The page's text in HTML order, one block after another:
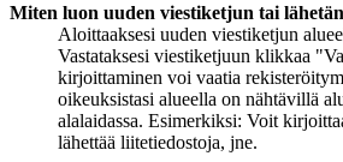
Miten luon uuden viestiketjun tai
Aloittaaksesi uuden viestiketjun
Vastataksesi viestiketjuun klikkaa
kirjoittaminen voi vaatia
oikeuksistasi alueella on nähtävillä
alalaidassa. Esimerkiksi: Voit
lähettää liitetiedostoja, jne.